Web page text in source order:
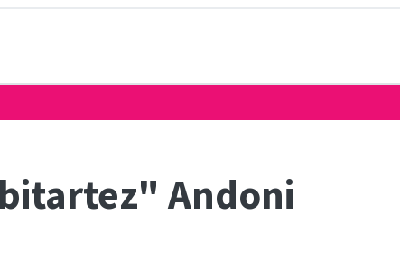
Andoni